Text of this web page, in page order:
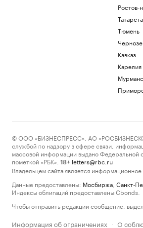
Ростов-
Тюмень
Кавказ
Карелия
© ООО «БИЗНЕСПРЕСС», АО
службой по надзору в сфере связи,
массовой информации выдано Федеральной
пометкой «РБК».
18+ letters@rbc.ru
Владельцем сайта является информационное
Данные предоставлены: Мосбиржа Санкт-
Индексы облигаций предоставлены Cbonds.
Чтобы отправить редакции сообщение,
Информация об ограничениях · О